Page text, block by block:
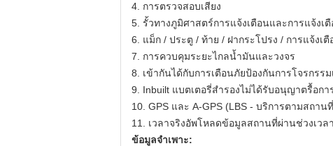
4. การตรวจสอบเสียง
5. รั้วทางภูมิศาสตร์การแจ้งเตือนและการแจ้งเ
6. แม็ก / ประตู / ท้าย / ฝากระโปรง / การแจ้งเ
7. การควบคุมระยะไกลน้ำมันและวงจร
8. เข้ากันได้กับการเตือนภัยป้องกันการโจรกรรม
9. Inbuilt แบตเตอรี่สำรองไม่ได้รับอนุญาตรื้อกา
10. GPS และ A-GPS (LBS - บริการตามสถาน
11. เวลาจริงอัพโหลดข้อมูลสถานที่ผ่านช่วงเวล
ข้อมูลจำเพาะ: